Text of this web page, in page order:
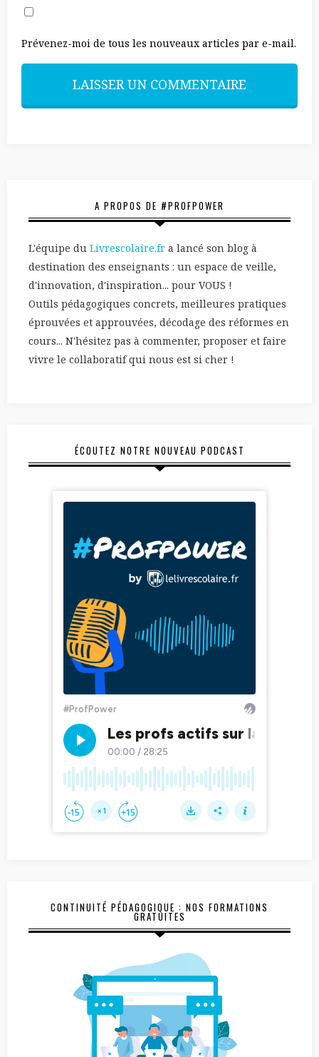
Prévenez-moi de tous les nouveaux articles par e-mail.
A PROPOS DE #PROFPOWER
L'équipe du Livrescolaire.fr a lancé son blog à
destination des enseignants : un espace de veille,
d'innovation, d'inspiration... pour VOUS !
Outils pédagogiques concrets, meilleures pratiques
éprouvées et approuvées, décodage des réformes en
cours... N'hésitez pas à commenter, proposer et faire
vivre le collaboratif qui nous est si cher !
ÉCOUTEZ NOTRE NOUVEAU PODCAST
CONTINUITÉ PÉDAGOGIQUE : NOS FORMATIONS
GRATUITES